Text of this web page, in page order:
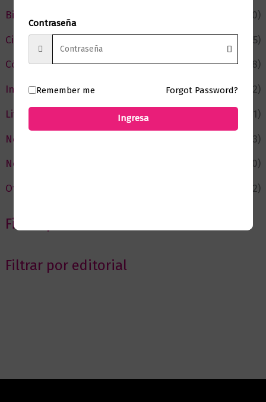
Bienestar
(230)
Ciencia y Conocimiento
(75)
Cómic y Fantasía
(88)
Infantil y Juvenil
(212)
Literatura
(371)
Negocios
(43)
Novedades
(110)
Ofertas
(12)
Filtrar por Autor
Filtrar por editorial
Contraseña
Remember me Forgot Password?
Ingresa